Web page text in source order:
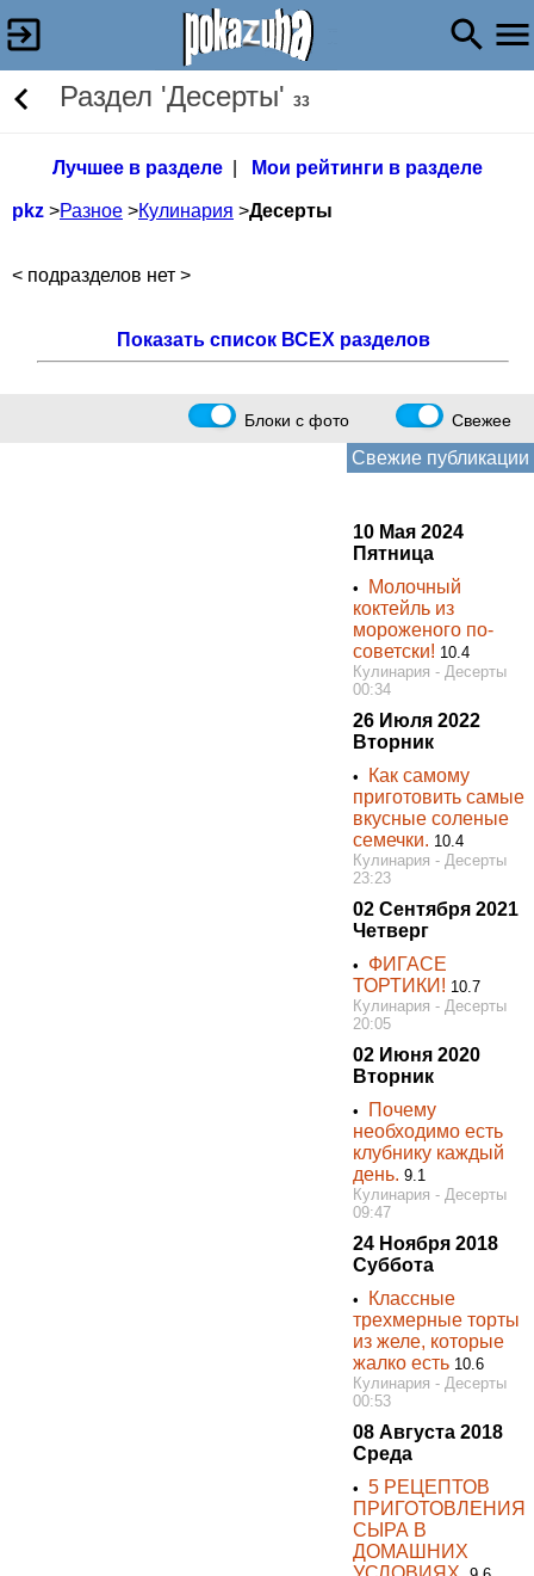
Раздел 'Десерты' 33
Лучшее в разделе| Мои рейтинги в разделе
pkz >Разное >Кулинария >Десерты
< подразделов нет >
Показать список ВСЕХ разделов
Блоки с фото Свежее
Свежие публикации
10 Мая 2024
Пятница
•
Молочный
коктейль из
мороженого по-
советски! 10.4
Кулинария - Десерты
00:34
26 Июля 2022
Вторник
•
Как самому
приготовить самые
вкусные соленые
семечки. 10.4
Кулинария - Десерты
23:23
02 Сентября 2021
Четверг
• ФИГАСЕ
ТОРТИКИ! 10.7
Кулинария - Десерты
20:05
02 Июня 2020
Вторник
•
Почему
необходимо есть
клубнику каждый
день. 9.1
Кулинария - Десерты
09:47
24 Ноября 2018
Суббота
•
Классные
трехмерные торты
из желе, которые
жалко есть 10.6
Кулинария - Десерты
00:53
08 Августа 2018
Среда
•5 РЕЦЕПТОВ
ПРИГОТОВЛЕНИЯ
СЫРА В
ДОМАШНИХ